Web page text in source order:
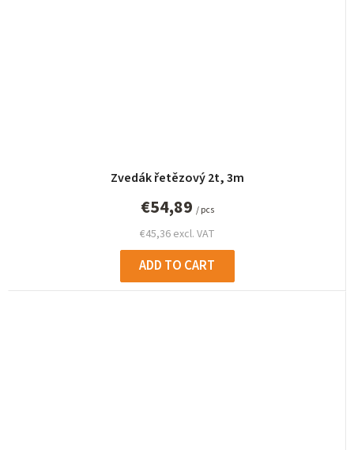
Zvedák řetězový 2t, 3m
€45,36 excl. VAT
€54,89 / pcs
ADD TO CART